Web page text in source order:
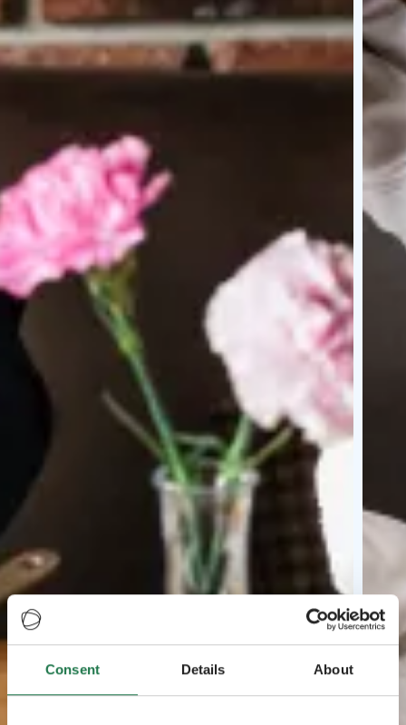
Consent Details About